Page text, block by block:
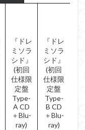
『ドレ
ミソラ
シド』
(初回
仕様限
定盤
Type-
A CD
＋Blu-
ray)
『ドレ
ミソラ
シド』
(初回
仕様限
定盤
Type-
B CD
＋Blu-
ray)